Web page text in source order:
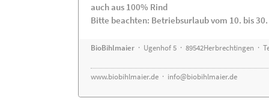
auch aus 100% Rind
Bitte beachten: Betriebsurlaub vom 10. bis
BioBihlmaier · Ugenhof 5 · 89542Herbrechtingen ·
www.biobihlmaier.de · info@biobihlmaier.de